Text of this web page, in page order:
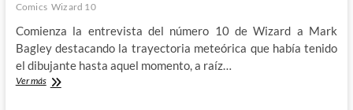
Comics Wizard 10
Comienza la entrevista del número 10 de Wizard a Mark
Bagley destacando la trayectoria meteórica que había tenido
el dibujante hasta aquel momento, a raíz…
Ver másMark